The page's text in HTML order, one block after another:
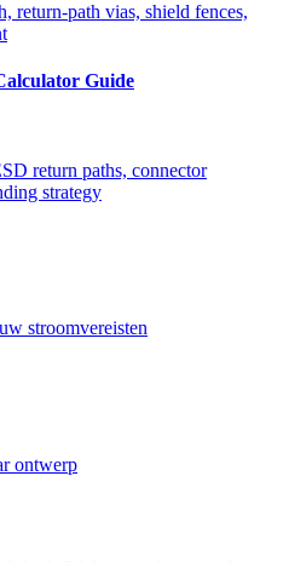
return-path vias, shield fences,
Guide
return paths, connector
strategy
stroomvereisten
ontwerp